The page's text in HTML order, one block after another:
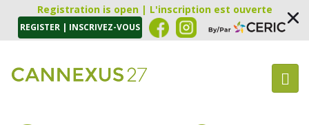
Registration is open | L'inscription est ouverte
REGISTER | INSCRIVEZ-VOUS